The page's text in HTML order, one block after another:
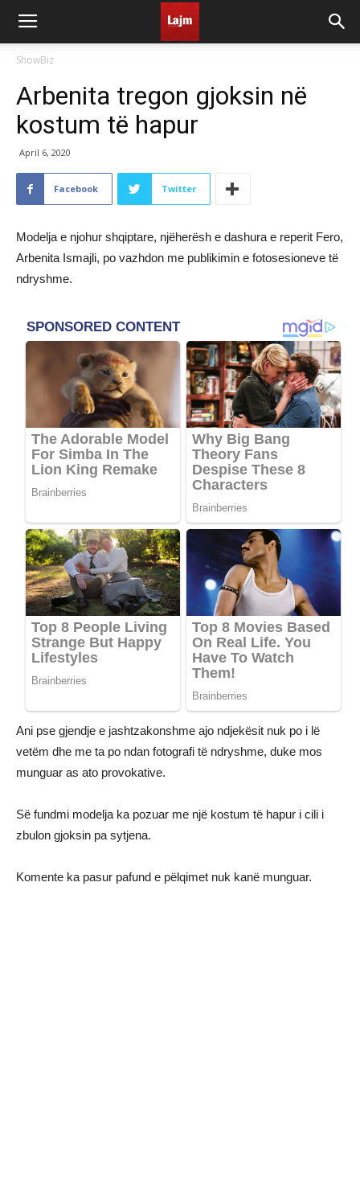
ShowBiz
Arbenita tregon gjoksin në
kostum të hapur
April 6, 2020
Facebook Twitter
Modelja e njohur shqiptare, njëherësh e dashura e reperit Fero,
Arbenita Ismajli, po vazhdon me publikimin e fotosesioneve të
ndryshme.
Ani pse gjendje e jashtzakonshme ajo ndjekësit nuk po i lë
vetëm dhe me ta po ndan fotografi të ndryshme, duke mos
munguar as ato provokative.
Së fundmi modelja ka pozuar me një kostum të hapur i cili i
zbulon gjoksin pa sytjena.
Komente ka pasur pafund e pëlqimet nuk kanë munguar.